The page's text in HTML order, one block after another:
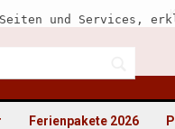
und Services,
Ferienpakete 2026